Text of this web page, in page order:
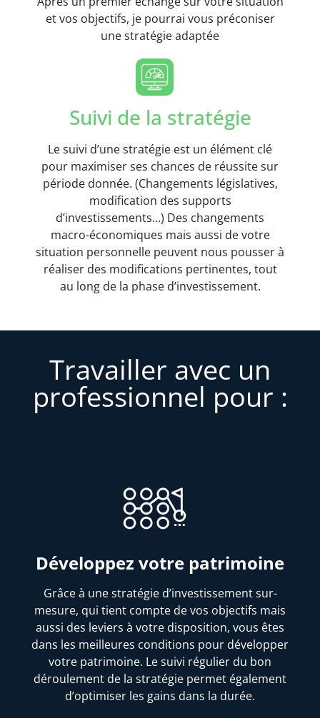
et vos objectifs, je pourrai vous préconiser
une stratégie adaptée
Suivi de la stratégie
Le suivi d’une stratégie est un élément clé
pour maximiser ses chances de réussite sur
période donnée. (Changements législatives,
modification des supports
d’investissements…) Des changements
macro-économiques mais aussi de votre
situation personnelle peuvent nous pousser à
réaliser des modifications pertinentes, tout
au long de la phase d’investissement.
Travailler avec un
professionnel pour :
Développez votre patrimoine
Grâce à une stratégie d’investissement sur-
mesure, qui tient compte de vos objectifs mais
aussi des leviers à votre disposition, vous êtes
dans les meilleures conditions pour développer
votre patrimoine. Le suivi régulier du bon
déroulement de la stratégie permet également
d’optimiser les gains dans la durée.